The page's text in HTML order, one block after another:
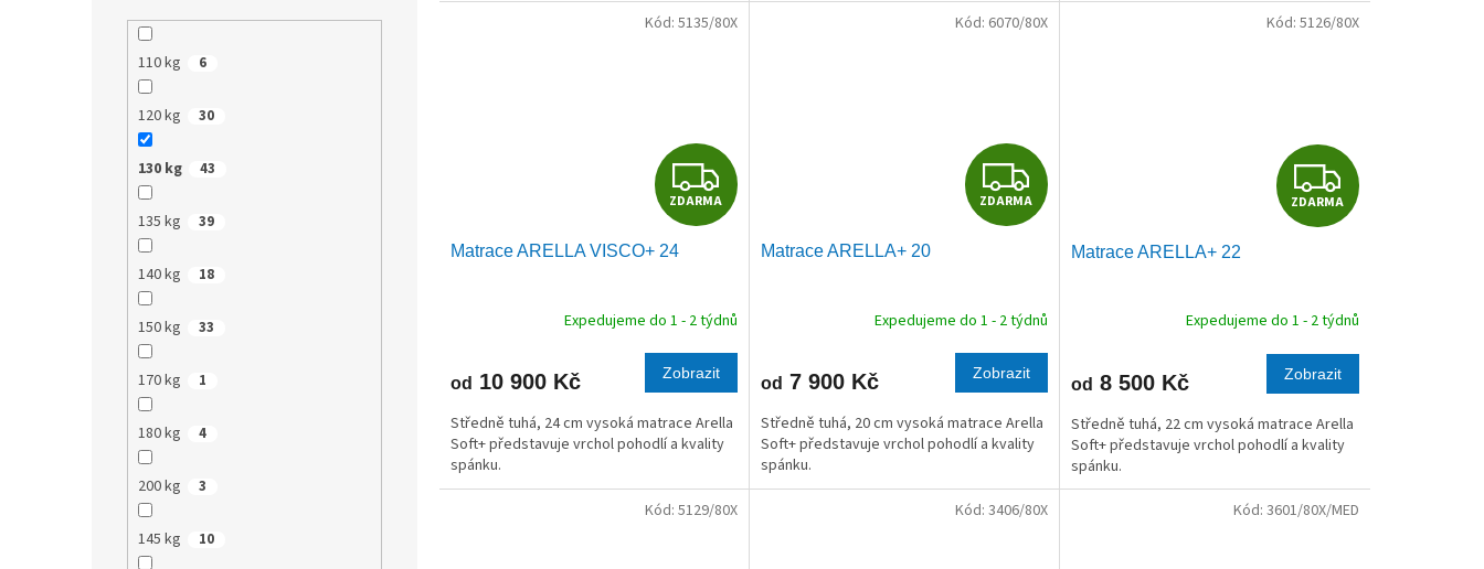
110 kg 6
120 kg 30
130 kg 43
135 kg 39
140 kg 18
150 kg 33
170 kg 1
180 kg 4
200 kg 3
145 kg 10
Z
D
R
M
A
ZDARMA
Matrace ARELLA VISCO+ 24
Expedujeme do 1 - 2 týdnů
od 10 900 Kč Zobrazit
Středně tuhá, 24 cm vysoká matrace Arella
Soft+ představuje vrchol pohodlí a kvality
spánku.
Kód: 5135/80X
Z
D
R
M
A
ZDARMA
Matrace ARELLA+ 20
Expedujeme do 1 - 2 týdnů
od 7 900 Kč Zobrazit
Středně tuhá, 20 cm vysoká matrace Arella
Soft+ představuje vrchol pohodlí a kvality
spánku.
Kód: 6070/80X
Z
D
R
M
A
ZDARMA
Matrace ARELLA+ 22
Expedujeme do 1 - 2 týdnů
od 8 500 Kč Zobrazit
Středně tuhá, 22 cm vysoká matrace Arella
Soft+ představuje vrchol pohodlí a kvality
spánku.
Kód: 5126/80X
Kód: 5129/80X Kód: 3406/80X Kód: 3601/80X/MED